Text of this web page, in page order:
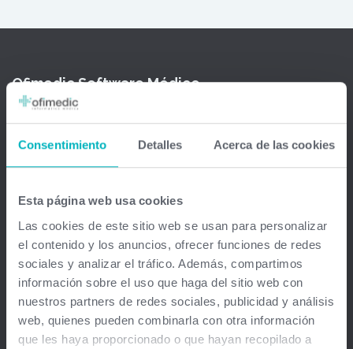
Consentimiento Detalles Acerca de las cookies
Esta página web usa cookies
Las cookies de este sitio web se usan para personalizar
el contenido y los anuncios, ofrecer funciones de redes
sociales y analizar el tráfico. Además, compartimos
información sobre el uso que haga del sitio web con
nuestros partners de redes sociales, publicidad y análisis
web, quienes pueden combinarla con otra información
que les haya proporcionado o que hayan recopilado a
Ofimedic Software Médico
Barcelona - Madrid - Sevilla - Guipuzkoa - Vizcaya - Valencia -
Baleares - Gran Canaria - México - Chile - Venezuela
Empresa
Aviso legal
Soluciones
Gestión médica total